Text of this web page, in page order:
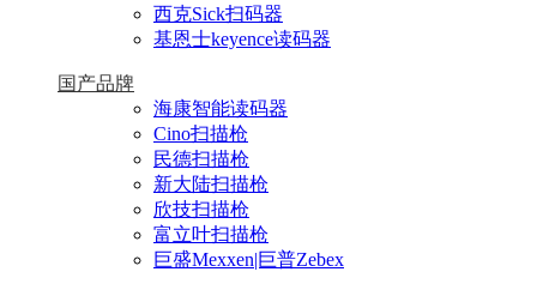
西克Sick扫码器
基恩士keyence读码器
国产品牌
海康智能读码器
Cino扫描枪
民德扫描枪
新大陆扫描枪
欣技扫描枪
富立叶扫描枪
巨盛Mexxen|巨普Zebex